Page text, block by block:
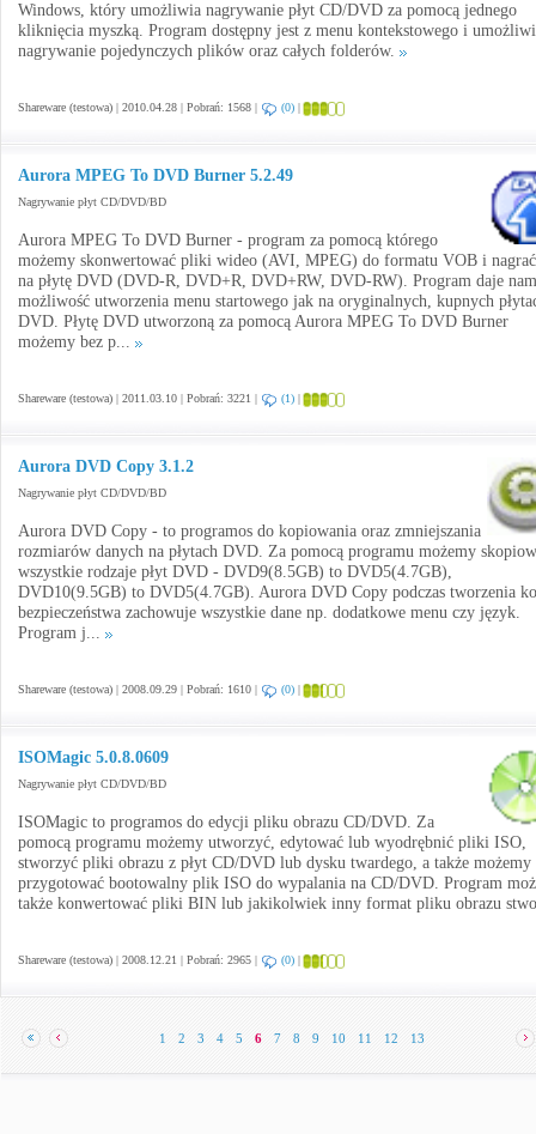
Windows, który umożliwia nagrywanie płyt CD/DVD za pomocą jednego
kliknięcia myszką. Program dostępny jest z menu kontekstowego i
nagrywanie pojedynczych plików oraz całych folderów.
Shareware (testowa) | 2010.04.28 | Pobrań: 1568 | (0) |
Aurora MPEG To DVD Burner 5.2.49
Nagrywanie płyt CD/DVD/BD
Aurora MPEG To DVD Burner - program za pomocą którego
możemy skonwertować pliki wideo (AVI, MPEG) do formatu VOB i
na płytę DVD (DVD-R, DVD+R, DVD+RW, DVD-RW). Program daje
możliwość utworzenia menu startowego jak na oryginalnych, kupnych
DVD. Płytę DVD utworzoną za pomocą Aurora MPEG To DVD Burner
możemy bez p...
Shareware (testowa) | 2011.03.10 | Pobrań: 3221 | (1) |
Aurora DVD Copy 3.1.2
Nagrywanie płyt CD/DVD/BD
Aurora DVD Copy - to programos do kopiowania oraz zmniejszania
rozmiarów danych na płytach DVD. Za pomocą programu możemy
wszystkie rodzaje płyt DVD - DVD9(8.5GB) to DVD5(4.7GB),
DVD10(9.5GB) to DVD5(4.7GB). Aurora DVD Copy podczas tworzenia
bezpieczeństwa zachowuje wszystkie dane np. dodatkowe menu czy język.
Program j...
Shareware (testowa) | 2008.09.29 | Pobrań: 1610 | (0) |
ISOMagic 5.0.8.0609
Nagrywanie płyt CD/DVD/BD
ISOMagic to programos do edycji pliku obrazu CD/DVD. Za
pomocą programu możemy utworzyć, edytować lub wyodrębnić pliki ISO,
stworzyć pliki obrazu z płyt CD/DVD lub dysku twardego, a także możemy
przygotować bootowalny plik ISO do wypalania na CD/DVD. Program
także konwertować pliki BIN lub jakikolwiek inny format pliku obrazu
Shareware (testowa) | 2008.12.21 | Pobrań: 2965 | (0) |
1 2 3 4 5 6 7 8 9 10 11 12 13